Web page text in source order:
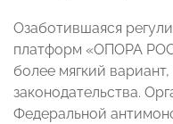
Озаботившаяся
платформ «ОПОРА
более мягкий
законодательства.
Федеральной